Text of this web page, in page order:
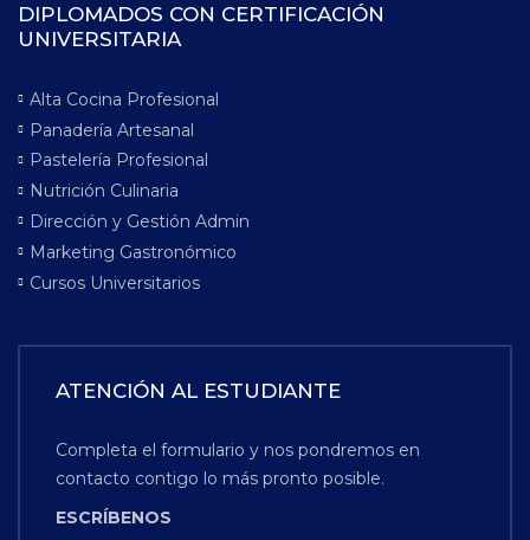
DIPLOMADOS CON CERTIFICACIÓN
UNIVERSITARIA
Alta Cocina Profesional
Panadería Artesanal
Pastelería Profesional
Nutrición Culinaria
Dirección y Gestión Admin
Marketing Gastronómico
Cursos Universitarios
ATENCIÓN AL ESTUDIANTE
Completa el formulario y nos pondremos en
contacto contigo lo más pronto posible.
ESCRÍBENOS